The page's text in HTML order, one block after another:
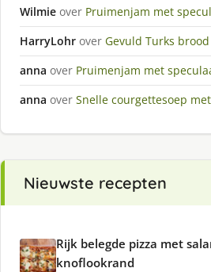
Wilmie over Pruimenjam met
HarryLohr over Gevuld Turks brood
anna over Pruimenjam met
anna over Snelle courgettesoep
Nieuwste recepten
Rijk belegde pizza met
knoflookrand